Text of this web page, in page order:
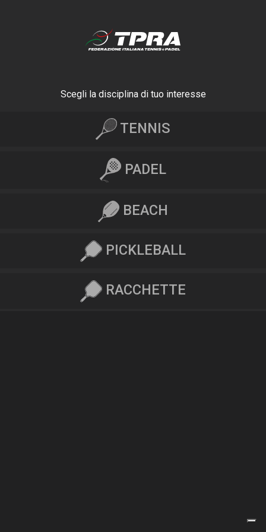
Scegli la disciplina di tuo interesse
TENNIS
PADEL
BEACH
PICKLEBALL
RACCHETTE